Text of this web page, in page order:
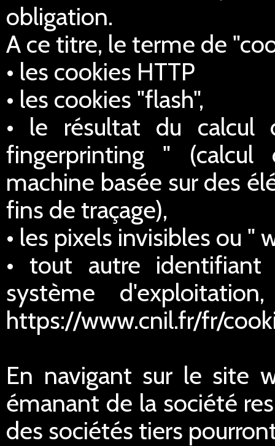
obligation.
A ce titre, le terme de
• les cookies HTTP
• les cookies "flash",
• le résultat du calcul
fingerprinting "
machine basée sur des
fins de traçage),
• les pixels invisibles ou "
• tout autre
système
https://www.cnil.fr/fr/
En navigant sur le site
émanant de la société
des sociétés tiers